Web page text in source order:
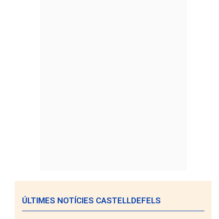
ÚLTIMES NOTÍCIES CASTELLDEFELS